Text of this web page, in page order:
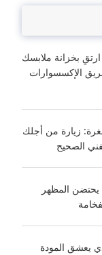
بخزانة ملابسك
الإكسسوارات
زيارة من أجلك
الصحيح
يحتضن المظهر
يعشق المودة